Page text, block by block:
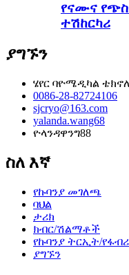
የናሙና
ተሽከርካሪ
ያግኙን
ሄየር ባዮሜዲካል
0086-28-82724106
sjcryo@163.com
yalanda.wang68
ዮላንዳዋንግ88
ስለ እኛ
የኩባንያ መገለጫ
ባህል
ታሪክ
ክብር/ሽልማቶች
የኩባንያ ትርኢት/
ያግኙን